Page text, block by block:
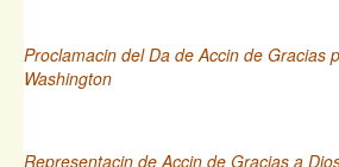
Proclamacin del Da de Accin de Gracias
Washington
Representacin de Accin de Gracias a